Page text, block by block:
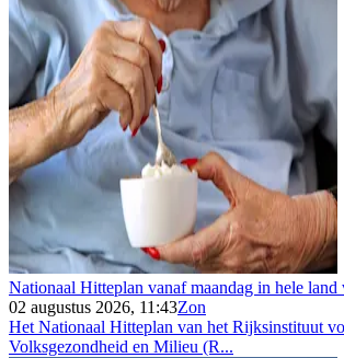
Nationaal Hitteplan vanaf maandag in hele land
02 augustus 2026, 11:43Zon
Het Nationaal Hitteplan van het Rijksinstituut
Volksgezondheid en Milieu (R...